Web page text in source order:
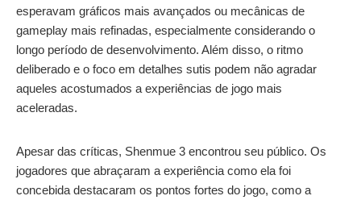
esperavam gráficos mais avançados ou mecânicas de
gameplay mais refinadas, especialmente considerando o
longo período de desenvolvimento. Além disso, o ritmo
deliberado e o foco em detalhes sutis podem não agradar
aqueles acostumados a experiências de jogo mais
aceleradas.
Apesar das críticas, Shenmue 3 encontrou seu público. Os
jogadores que abraçaram a experiência como ela foi
concebida destacaram os pontos fortes do jogo, como a